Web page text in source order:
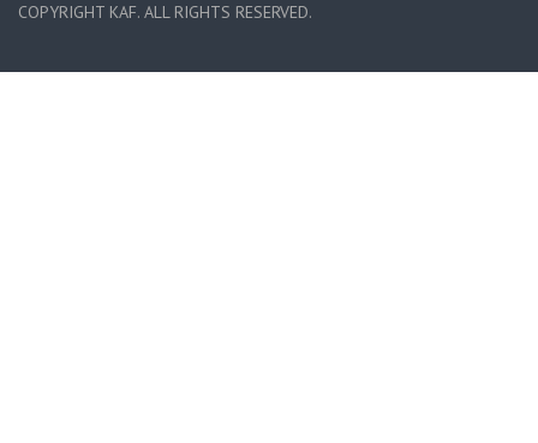
COPYRIGHT KAF. ALL RIGHTS RESERVED.